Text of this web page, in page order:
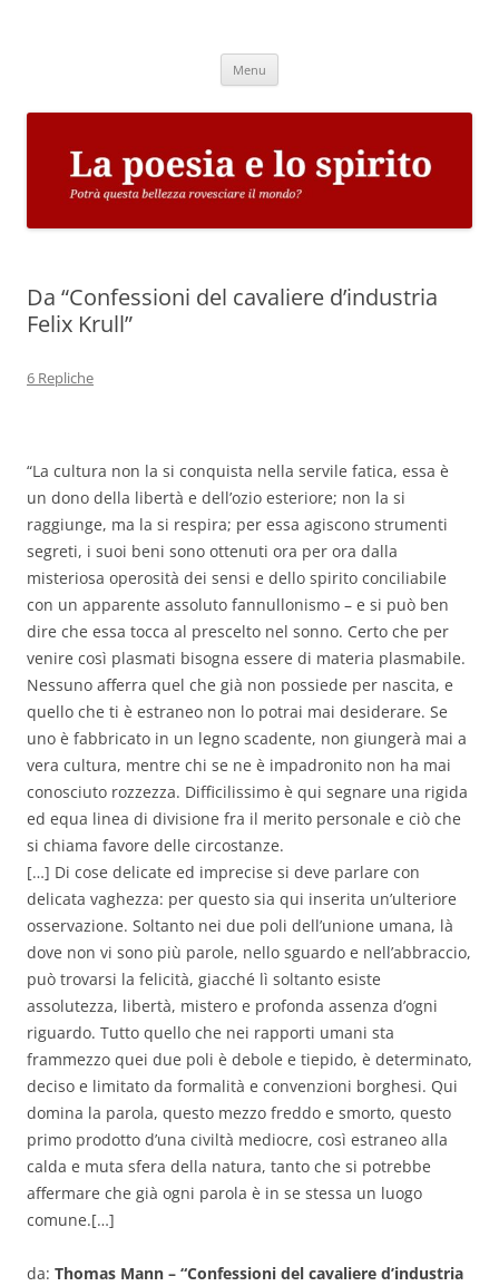
Menu
Da “Confessioni del cavaliere d’industria
Felix Krull”
6 Repliche
“La cultura non la si conquista nella servile fatica, essa è
un dono della libertà e dell’ozio esteriore; non la si
raggiunge, ma la si respira; per essa agiscono strumenti
segreti, i suoi beni sono ottenuti ora per ora dalla
misteriosa operosità dei sensi e dello spirito conciliabile
con un apparente assoluto fannullonismo – e si può ben
dire che essa tocca al prescelto nel sonno. Certo che per
venire così plasmati bisogna essere di materia plasmabile.
Nessuno afferra quel che già non possiede per nascita, e
quello che ti è estraneo non lo potrai mai desiderare. Se
uno è fabbricato in un legno scadente, non giungerà mai a
vera cultura, mentre chi se ne è impadronito non ha mai
conosciuto rozzezza. Difficilissimo è qui segnare una rigida
ed equa linea di divisione fra il merito personale e ciò che
si chiama favore delle circostanze.
[…] Di cose delicate ed imprecise si deve parlare con
delicata vaghezza: per questo sia qui inserita un’ulteriore
osservazione. Soltanto nei due poli dell’unione umana, là
dove non vi sono più parole, nello sguardo e nell’abbraccio,
può trovarsi la felicità, giacché lì soltanto esiste
assolutezza, libertà, mistero e profonda assenza d’ogni
riguardo. Tutto quello che nei rapporti umani sta
frammezzo quei due poli è debole e tiepido, è determinato,
deciso e limitato da formalità e convenzioni borghesi. Qui
domina la parola, questo mezzo freddo e smorto, questo
primo prodotto d’una civiltà mediocre, così estraneo alla
calda e muta sfera della natura, tanto che si potrebbe
affermare che già ogni parola è in se stessa un luogo
comune.[…]
da: Thomas Mann – “Confessioni del cavaliere d’industria